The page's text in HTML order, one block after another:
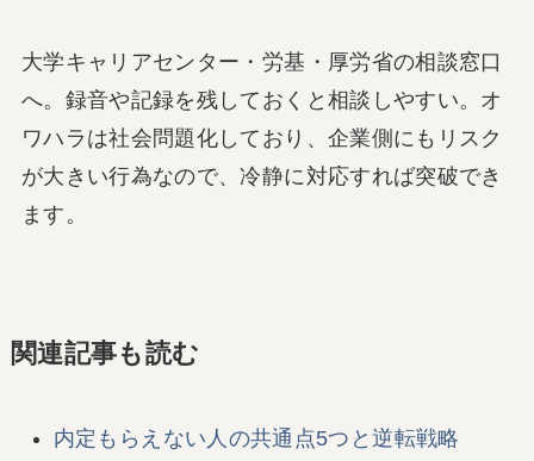
大学キャリアセンター・労基・厚労省の相談窓口
へ。録音や記録を残しておくと相談しやすい。オ
ワハラは社会問題化しており、企業側にもリスク
が大きい行為なので、冷静に対応すれば突破でき
ます。
関連記事も読む
内定もらえない人の共通点5つと逆転戦略